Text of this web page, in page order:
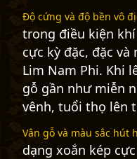
Độ cứng và độ bền vô
trong điều kiện
cực kỳ đặc, đặc
Lim Nam Phi. Khi
gỗ gần như miễn
vênh, tuổi thọ lên
Vân gỗ và màu sắc hút
dạng xoắn kép